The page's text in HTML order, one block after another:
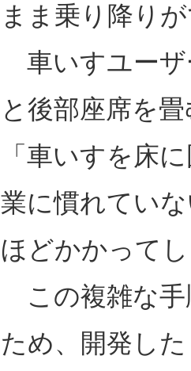
まま乗り降り
車いすユーザ
と後部座席を
「車いすを床
業に慣れてい
ほどかかって
この複雑な手
ため、開発し